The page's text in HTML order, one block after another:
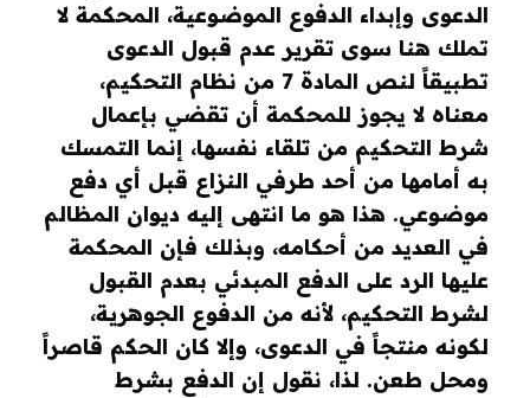
الدعوى وإبداء الدفوع الموضوعية، المحكمة لا
تملك هنا سوى تقرير عدم قبول الدعوى
تطبيقاً لنص المادة 7 من نظام التحكيم،
معناه لا يجوز للمحكمة أن تقضي بإعمال
شرط التحكيم من تلقاء نفسها، إنما التمسك
به أمامها من أحد طرفي النزاع قبل أي دفع
موضوعي. هذا هو ما انتهى إليه ديوان المظالم
في العديد من أحكامه، وبذلك فإن المحكمة
عليها الرد على الدفع المبدئي بعدم القبول
لشرط التحكيم، لأنه من الدفوع الجوهرية،
لكونه منتجاً في الدعوى، وإلا كان الحكم قاصراً
ومحل طعن. لذا، نقول إن الدفع بشرط